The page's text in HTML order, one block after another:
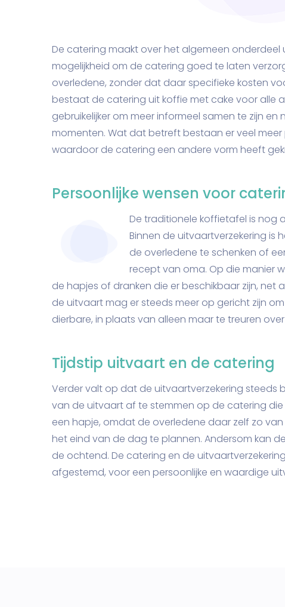
De catering maakt over het algemeen onderdeel
mogelijkheid om de catering goed te laten
overledene, zonder dat daar specifieke kosten
bestaat de catering uit koffie met cake voor alle
gebruikelijker om meer informeel samen te zijn
momenten. Wat dat betreft bestaan er veel
waardoor de catering een andere vorm heeft
Persoonlijke wensen voor
De traditionele koffietafel is nog
Binnen de uitvaartverzekering is
de overledene te schenken of
recept van oma. Op die manier
de hapjes of dranken die er beschikbaar zijn, net
de uitvaart mag er steeds meer op gericht zijn
dierbare, in plaats van alleen maar te treuren
Tijdstip uitvaart en de catering
Verder valt op dat de uitvaartverzekering steeds
van de uitvaart af te stemmen op de catering
een hapje, omdat de overledene daar zelf zo
het eind van de dag te plannen. Andersom kan
de ochtend. De catering en de
afgestemd, voor een persoonlijke en waardige